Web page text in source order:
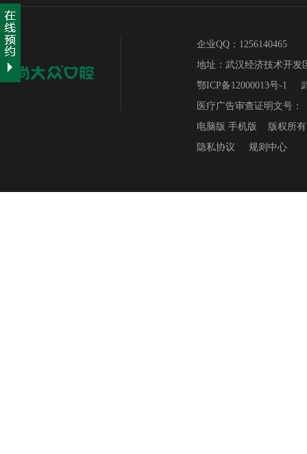
企业QQ：1256140465
地址：武汉经济技术开发
鄂ICP备12000013号-1
医疗广告审查证明文号：
电脑版 手机版
版权所
隐私协议
规则中心